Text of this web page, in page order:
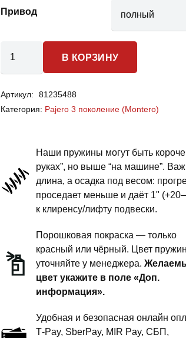
Привод
Pajero
3
пружины
задней
подвески
комфорт
В КОРЗИНУ
Артикул:
81235488
Категория: Pajero 3 поколение (Montero)
Наши пружины могут быть короче
руках”, но выше “на машине”.
длина, а осадка под весом:
проседает меньше и даёт 1"
к клиренсу/лифту подвески.
Порошковая покраска — только
красный или чёрный. Цвет
уточняйте у менеджера.
цвет укажите в поле «Доп.
информация».
Удобная и безопасная онлайн
T‑Pay, SberPay, MIR Pay, СБП,